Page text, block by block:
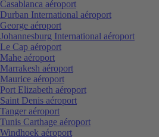
Casablanca aéroport
Durban International aéroport
George aéroport
Johannesburg International aéroport
Le Cap aéroport
Mahe aéroport
Marrakesh aéroport
Maurice aéroport
Port Elizabeth aéroport
Saint Denis aéroport
Tanger aéroport
Tunis Carthage aéroport
Windhoek aéroport